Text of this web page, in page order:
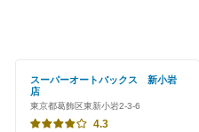
スーパーオートバックス 新小岩
店
東京都葛飾区東新小岩2-3-6
4.3